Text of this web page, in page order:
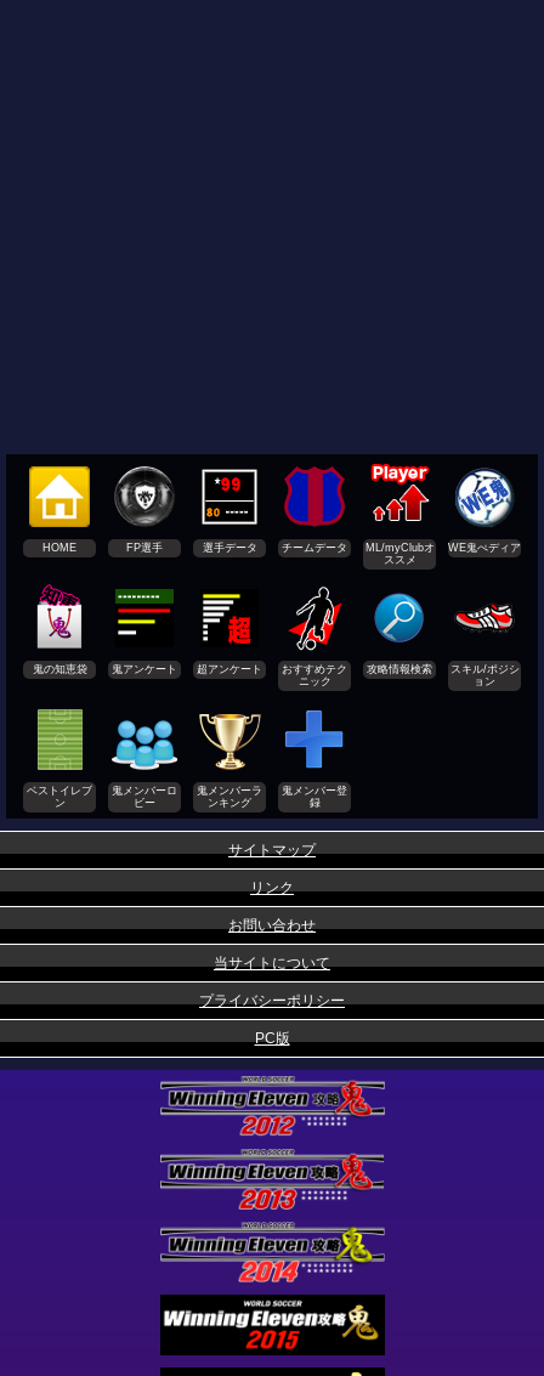
HOME FP選手 選手データ チームデータ
ML/myClubオ
ススメ
WE鬼ぺディア
鬼の知恵袋 鬼アンケート 超アンケート
おすすめテク
ニック
攻略情報検索
スキル/ポジシ
ョン
ベストイレブ
ン
鬼メンバーロ
ビー
鬼メンバーラ
ンキング
鬼メンバー登
録
サイトマップ
リンク
お問い合わせ
当サイトについて
プライバシーポリシー
PC版